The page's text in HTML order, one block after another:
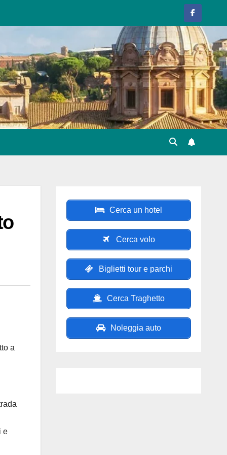
a
e
Cerca un hotel
Cerca volo
Biglietti tour e parchi
Cerca Traghetto
Noleggia auto